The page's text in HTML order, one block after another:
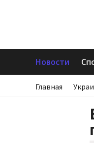
Новости
Главная